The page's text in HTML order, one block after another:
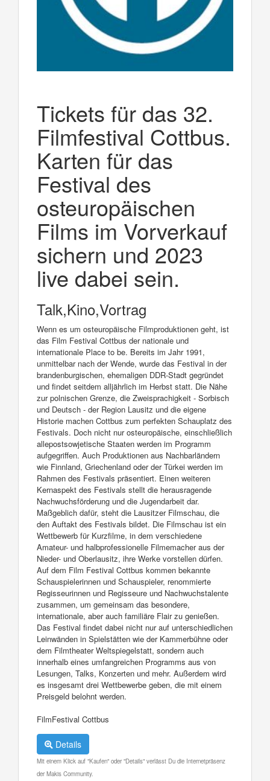
Tickets für das 32.
Filmfestival Cottbus.
Karten für das
Festival des
osteuropäischen
Films im Vorverkauf
sichern und 2023
live dabei sein.
Talk,Kino,Vortrag
Wenn es um osteuropäische Filmproduktionen geht, ist
das Film Festival Cottbus der nationale und
internationale Place to be. Bereits im Jahr 1991,
unmittelbar nach der Wende, wurde das Festival in der
brandenburgischen, ehemaligen DDR-Stadt gegründet
und findet seitdem alljährlich im Herbst statt. Die Nähe
zur polnischen Grenze, die Zweisprachigkeit - Sorbisch
und Deutsch - der Region Lausitz und die eigene
Historie machen Cottbus zum perfekten Schauplatz des
Festivals. Doch nicht nur osteuropäische, einschließlich
allepostsowjetische Staaten werden im Programm
aufgegriffen. Auch Produktionen aus Nachbarländern
wie Finnland, Griechenland oder der Türkei werden im
Rahmen des Festivals präsentiert. Einen weiteren
Kernaspekt des Festivals stellt die herausragende
Nachwuchsförderung und die Jugendarbeit dar.
Maßgeblich dafür, steht die Lausitzer Filmschau, die
den Auftakt des Festivals bildet. Die Filmschau ist ein
Wettbewerb für Kurzfilme, in dem verschiedene
Amateur- und halbprofessionelle Filmemacher aus der
Nieder- und Oberlausitz, ihre Werke vorstellen dürfen.
Auf dem Film Festival Cottbus kommen bekannte
Schauspielerinnen und Schauspieler, renommierte
Regisseurinnen und Regisseure und Nachwuchstalente
zusammen, um gemeinsam das besondere,
internationale, aber auch familiäre Flair zu genießen.
Das Festival findet dabei nicht nur auf unterschiedlichen
Leinwänden in Spielstätten wie der Kammerbühne oder
dem Filmtheater Weltspiegelstatt, sondern auch
innerhalb eines umfangreichen Programms aus von
Lesungen, Talks, Konzerten und mehr. Außerdem wird
es insgesamt drei Wettbewerbe geben, die mit einem
Preisgeld belohnt werden.
FilmFestival Cottbus
Details
Mit einem Klick auf "Kaufen" oder "Details" verlässt Du die Internetpräsenz
der Makis Community.